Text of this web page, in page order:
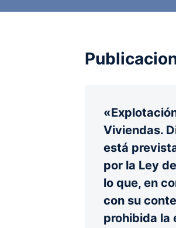
Viviendas.
está
por la Ley
lo que, en
con su
prohibida la